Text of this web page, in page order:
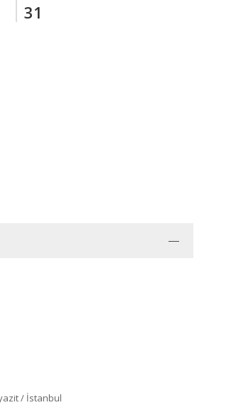
31
/ İstanbul